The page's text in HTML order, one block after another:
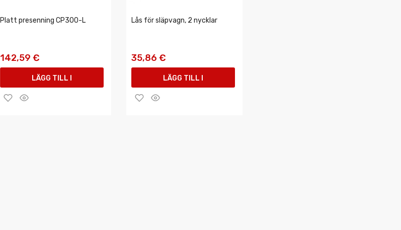
Platt presenning CP300-L
142,59 €
LÄGG TILL I
VARUKORGEN
Lås för släpvagn, 2 nycklar
35,86 €
LÄGG TILL I
VARUKORGEN